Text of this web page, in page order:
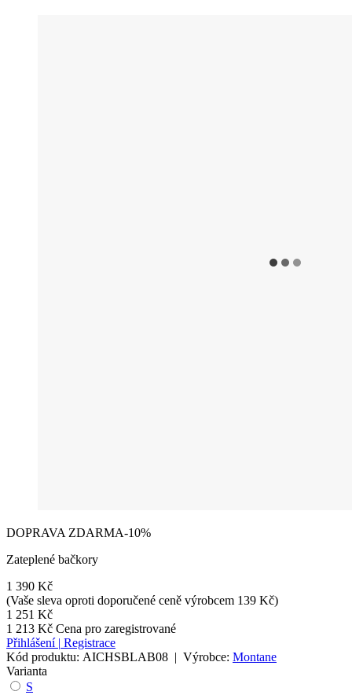
DOPRAVA ZDARMA-10%
Zateplené bačkory
1 390 Kč
(Vaše sleva oproti doporučené ceně výrobcem 139 Kč)
1 251 Kč
1 213 Kč Cena pro zaregistrované
Přihlášení | Registrace
Kód produktu: AICHSBLAB08 | Výrobce: Montane
Varianta
S